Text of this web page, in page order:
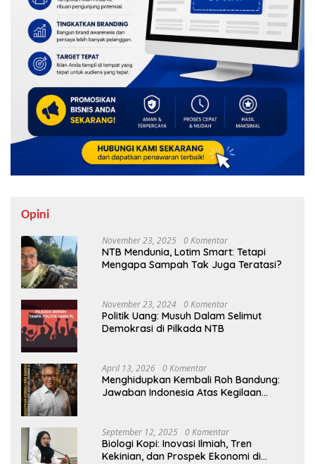
Opini
November 23, 2025 0 Komentar
NTB Mendunia, Lotim Smart: Tetapi
Mengapa Sampah Tak Juga Teratasi?
November 23, 2024 0 Komentar
Politik Uang: Musuh Dalam Selimut
Demokrasi di Pilkada NTB
April 13, 2026 0 Komentar
Menghidupkan Kembali Roh Bandung:
Jawaban Indonesia Atas Kegilaan
September 12, 2025 0 Komentar
Biologi Kopi: Inovasi Ilmiah, Tren
Kekinian, dan Prospek Ekonomi di